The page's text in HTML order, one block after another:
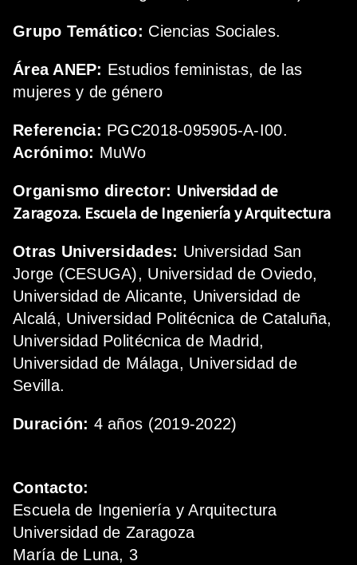
Grupo Temático: Ciencias Sociales.
Área ANEP: Estudios feministas, de las
mujeres y de género
Referencia: PGC2018-095905-A-I00.
Acrónimo: MuWo
Organismo director: Universidad de
Zaragoza. Escuela de Ingeniería y Arquitectura
Otras Universidades: Universidad San
Jorge (CESUGA), Universidad de Oviedo,
Universidad de Alicante, Universidad de
Alcalá, Universidad Politécnica de Cataluña,
Universidad Politécnica de Madrid,
Universidad de Málaga, Universidad de
Sevilla.
Duración: 4 años (2019-2022)
Contacto:
Escuela de Ingeniería y Arquitectura
Universidad de Zaragoza
María de Luna, 3